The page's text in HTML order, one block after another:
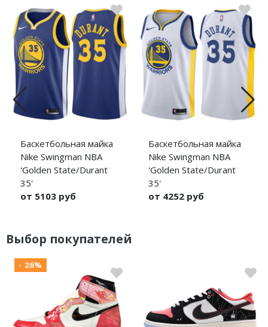
Баскетбольная майка
Nike Swingman NBA
'Golden State/Durant
35'
от 5103 руб
Баскетбольная майка
Nike Swingman NBA
'Golden State/Durant
35'
от 4252 руб
Выбор покупателей
- 26%